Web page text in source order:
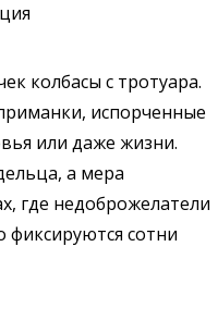
колбасы с тротуара.
испорченные
или даже жизни.
а мера
где недоброжелатели
сотни